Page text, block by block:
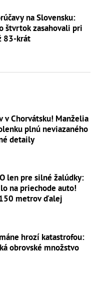
na Slovensku:
štvrtok zasahovali pri
83-krát
v Chorvátsku! Manželia
plnú neviazaného
detaily
len pre silné žalúdky:
na priechode auto!
metrov ďalej
hrozí katastrofou:
obrovské množstvo